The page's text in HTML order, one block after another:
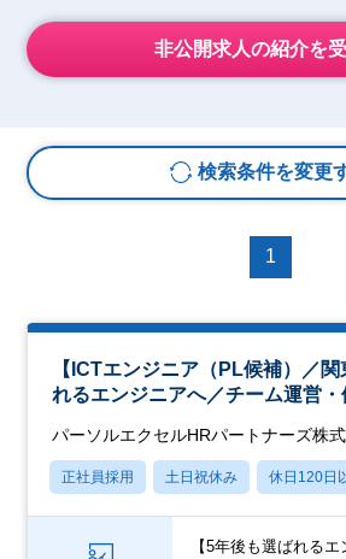
非公開求人の紹介を
検索条件を変更
1
【ICTエンジニア（PL候補）／
れるエンジニアへ／チーム運営
パーソルエクセルHRパートナーズ株
正社員採用 土日祝休み 休日120日
【5年後も選ばれるエ